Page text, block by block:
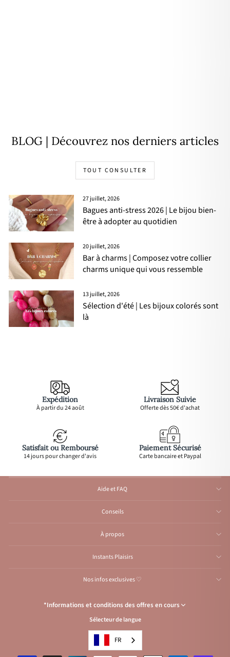
BLOG | Découvrez nos derniers articles
TOUT CONSULTER
27 juillet, 2026
Bagues anti-stress 2026 | Le bijou bien-
être à adopter au quotidien
20 juillet, 2026
Bar à charms | Composez votre collier
charms unique qui vous ressemble
13 juillet, 2026
Sélection d'été | Les bijoux colorés sont
là
Expédition
À partir du 24 août
Livraison Suivie
Offerte dès 50€ d'achat
Satisfait ou Remboursé
14 jours pour changer d'avis
Paiement Sécurisé
Carte bancaire et Paypal
Aide et FAQ
Conseils
À propos
Instants Plaisirs
Nos infos exclusives ♡
*Informations et conditions des offres en cours
Congés de l’Atelier du 1er au 23 août inclus: Aucune expédition et
traitement d'e-mail durant cette période, reprise
: Livraison offerte avec le code
envois vers la France en lettre suivie ou point relais et pour la Belgique,
Sélecteur de langue
FR